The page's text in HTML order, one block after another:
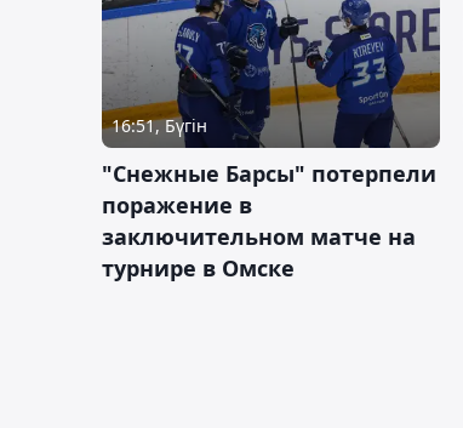
16:51, Бүгін
"Снежные Барсы" потерпели
поражение в
заключительном матче на
турнире в Омске